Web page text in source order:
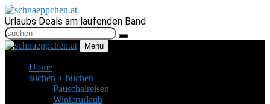
Urlaubs Deals am laufenden Band
Menu
Home
suchen + buchen
Pauschalreisen
Winterurlaub